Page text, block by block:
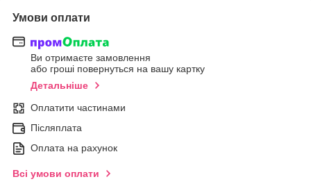
Умови оплати
Ви отримаєте замовлення
або гроші повернуться на вашу картку
Детальніше
Оплатити частинами
Післяплата
Оплата на рахунок
Всі умови оплати